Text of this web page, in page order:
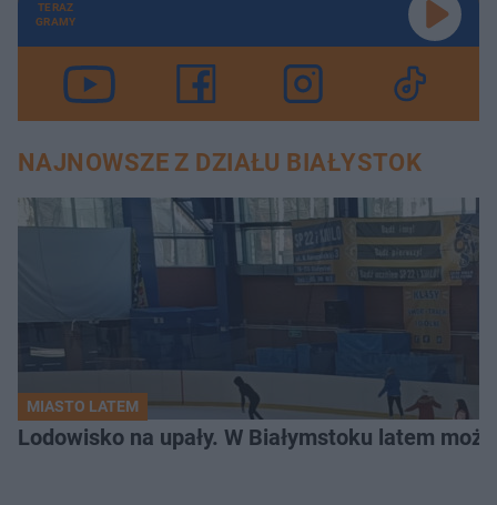
TERAZ
GRAMY
NAJNOWSZE Z DZIAŁU BIAŁYSTOK
MIASTO LATEM
Lodowisko na upały. W Białymstoku latem